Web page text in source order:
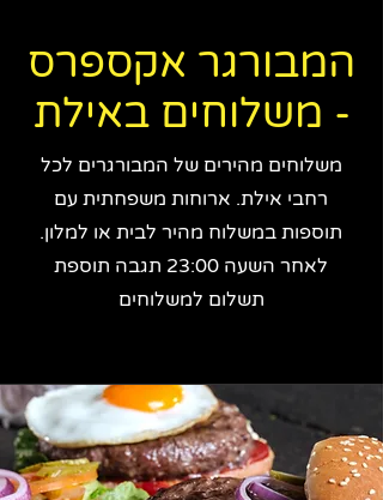
המבורגר אקספרס
- משלוחים באילת
משלוחים מהירים של המבורגרים לכל
רחבי אילת. ארוחות משפחתית עם
תוספות במשלוח מהיר לבית או למלון.
לאחר השעה 23:00 תגבה תוספת
תשלום למשלוחים